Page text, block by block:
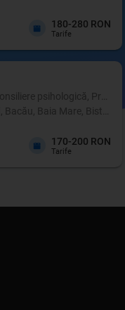
180-280 RON
Tarife
psihologică, Profil
Bacău, Baia Mare,
170-200 RON
Tarife